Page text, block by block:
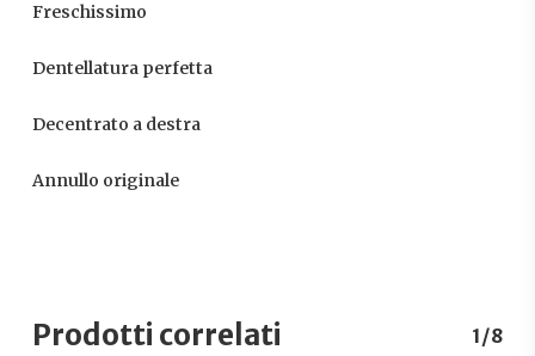
Freschissimo
Dentellatura perfetta
Decentrato a destra
Annullo originale
Prodotti correlati 1/8